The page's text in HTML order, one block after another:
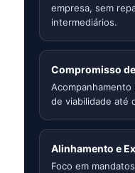
empresa, sem
intermediários.
Compromisso
de viabilidade até
Alinhamento e
Foco em